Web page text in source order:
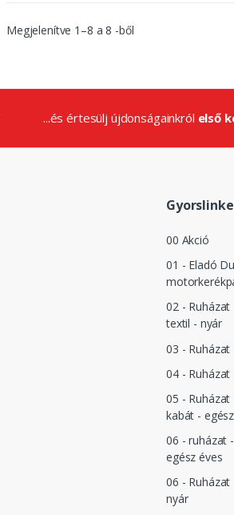
Megjelenítve 1 –8 a8 -ből
...és értesülj újdonságainkról első
00 Akció
01 - Eladó
02 -
textil - nyár
03 - Ruházat
04 - Ruházat
05 -
kabát -
06 - ruházat
egész éves
06 -
nyár